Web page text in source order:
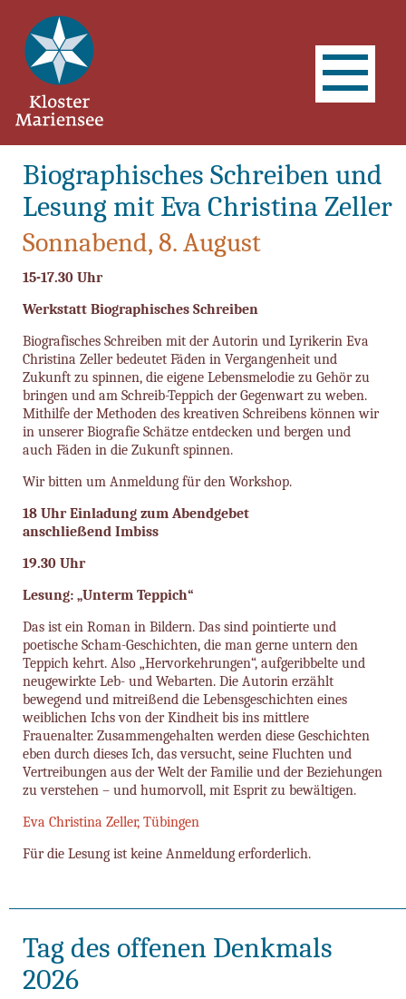
Biographisches Schreiben und
Lesung mit Eva Christina Zeller
Sonnabend, 8. August
15-17.30 Uhr
Werkstatt Biographisches Schreiben
Biografisches Schreiben mit der Autorin und Lyrikerin Eva
Christina Zeller bedeutet Fäden in Vergangenheit und
Zukunft zu spinnen, die eigene Lebensmelodie zu Gehör zu
bringen und am Schreib-Teppich der Gegenwart zu weben.
Mithilfe der Methoden des kreativen Schreibens können wir
in unserer Biografie Schätze entdecken und bergen und
auch Fäden in die Zukunft spinnen.
Wir bitten um Anmeldung für den Workshop.
18 Uhr Einladung zum Abendgebet
anschließend Imbiss
19.30 Uhr
Lesung: „Unterm Teppich“
Das ist ein Roman in Bildern. Das sind pointierte und
poetische Scham-Geschichten, die man gerne untern den
Teppich kehrt. Also „Hervorkehrungen“, aufgeribbelte und
neugewirkte Leb- und Webarten. Die Autorin erzählt
bewegend und mitreißend die Lebensgeschichten eines
weiblichen Ichs von der Kindheit bis ins mittlere
Frauenalter. Zusammengehalten werden diese Geschichten
eben durch dieses Ich, das versucht, seine Fluchten und
Vertreibungen aus der Welt der Familie und der Beziehungen
zu verstehen – und humorvoll, mit Esprit zu bewältigen.
Eva Christina Zeller, Tübingen
Für die Lesung ist keine Anmeldung erforderlich.
Tag des offenen Denkmals
2026